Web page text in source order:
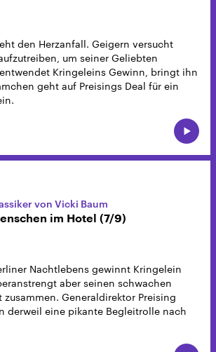
den Herzanfall. Geigern versucht
um seiner Geliebten
Kringeleins Gewinn, bringt ihn
geht auf Preisings Deal für ein
von Vicki Baum
im Hotel (7/9)
Nachtlebens gewinnt Kringelein
aber seinen schwachen
Generaldirektor Preising
derweil eine pikante Begleitrolle nach